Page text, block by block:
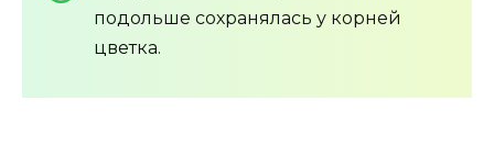
подольше сохранялась у корней
цветка.